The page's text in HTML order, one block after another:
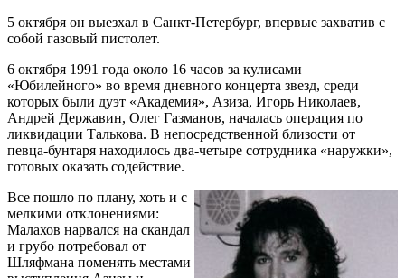
5 октября он выезхал в Санкт-Петербург, впервые захватив с
собой газовый пистолет.
6 октября 1991 года около 16 часов за кулисами
«Юбилейного» во время дневного концерта звезд, среди
которых были дуэт «Академия», Азиза, Игорь Николаев,
Андрей Державин, Олег Газманов, началась операция по
ликвидации Талькова. В непосредственной близости от
певца-бунтаря находилось два-четыре сотрудника «наружки»,
готовых оказать содействие.
Все пошло по плану, хоть и с
мелкими отклонениями:
Малахов нарвался на скандал
и грубо потребовал от
Шляфмана поменять местами